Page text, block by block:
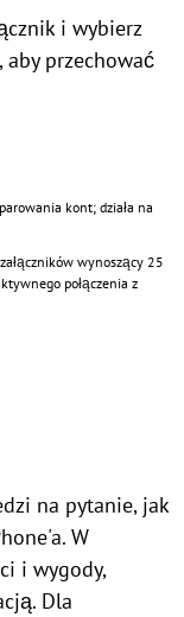
i wybierz
aby przechować
kont; działa na
wynoszący 25
połączenia z
na pytanie, jak
W
i wygody,
Dla